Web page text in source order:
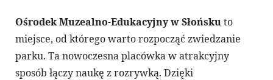
Ośrodek Muzealno-Edukacyjny w Słońskuto
miejsce, od którego warto rozpocząć zwiedzanie
parku. Ta nowoczesna placówka w atrakcyjny
sposób łączy naukę z rozrywką. Dzięki